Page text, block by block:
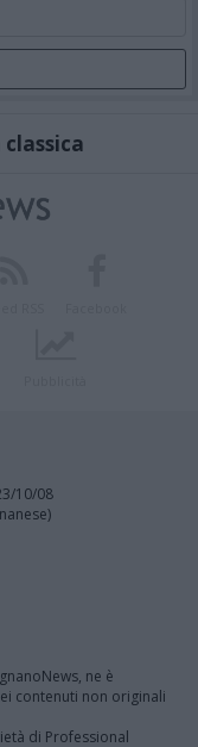
10/08
ne è
contenuti non originali
di Professional